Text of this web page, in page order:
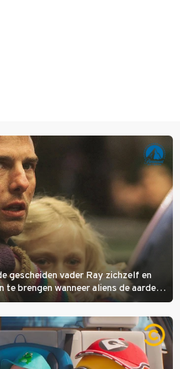
gescheiden vader Ray zichzelf en
te brengen wanneer aliens de aarde